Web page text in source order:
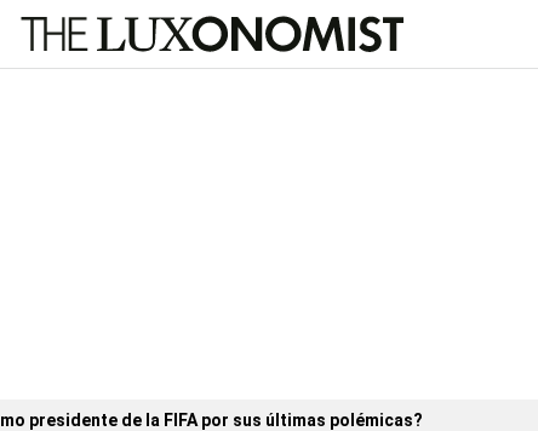
presidente de la FIFA por sus últimas polémicas?